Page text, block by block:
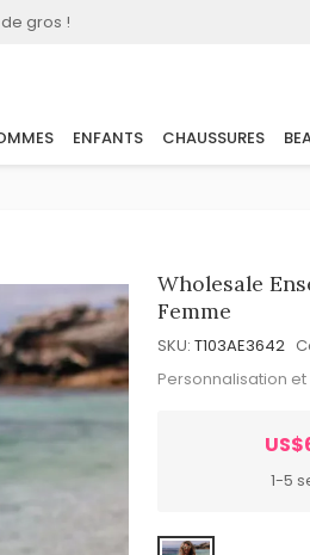
gros !
ENFANTS CHAUSSURES
Wholesale
Femme
SKU: T103AE3642
Personnalisation
1-5